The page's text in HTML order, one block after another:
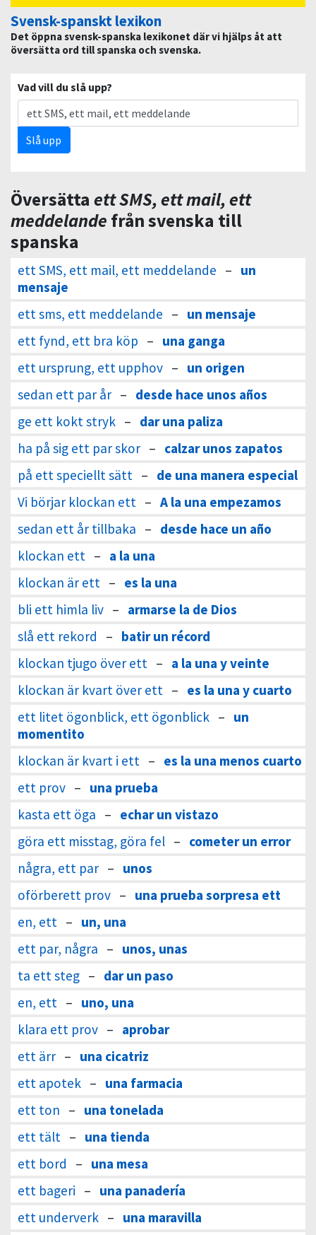
Svensk-spanskt lexikon
Det öppna svensk-spanska lexikonet där vi hjälps åt att
översätta ord till spanska och svenska.
Vad vill du slå upp?
Slå upp
Översätta ett SMS, ett mail, ett
meddelande från svenska till
spanska
ett SMS, ett mail, ett meddelande – un
mensaje
ett sms, ett meddelande – un mensaje
ett fynd, ett bra köp – una ganga
ett ursprung, ett upphov – un origen
sedan ett par år – desde hace unos años
ge ett kokt stryk – dar una paliza
ha på sig ett par skor – calzar unos zapatos
på ett speciellt sätt – de una manera especial
Vi börjar klockan ett – A la una empezamos
sedan ett år tillbaka – desde hace un año
klockan ett – a la una
klockan är ett – es la una
bli ett himla liv – armarse la de Dios
slå ett rekord
– batir un récord
klockan tjugo över ett – a la una y veinte
klockan är kvart över ett – es la una y cuarto
ett litet ögonblick, ett ögonblick – un
momentito
klockan är kvart i ett – es la una menos cuarto
ett prov – una prueba
kasta ett öga – echar un vistazo
göra ett misstag, göra fel – cometer un error
några, ett par – unos
oförberett prov – una prueba sorpresa ett
en, ett – un, una
ett par, några – unos, unas
ta ett steg – dar un paso
en, ett – uno, una
klara ett prov – aprobar
ett ärr – una cicatriz
ett apotek – una farmacia
ett ton – una tonelada
ett tält – una tienda
ett bord
– una mesa
ett bageri – una panadería
ett underverk – una maravilla